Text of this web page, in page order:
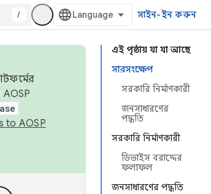
/ সাইন-ইন করুন
এই পৃষ্ঠায় যা যা আছে
সারসংক্ষেপ
সরকারি নির্মাণকারী
জনসাধারণের
পদ্ধতি
সরকারি নির্মাণকারী
ডিভাইস বরাদ্দের
ফলাফল
জনসাধারণের পদ্ধতি
AOSP
to AOSP